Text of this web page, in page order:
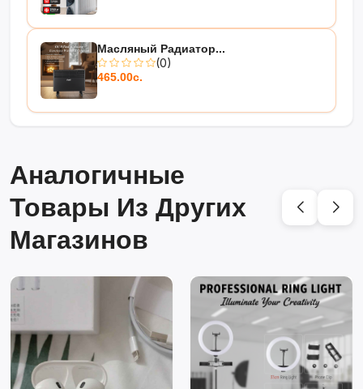
Масляный Радиатор...
(0)
465.00с.
Аналогичные
Товары Из Других
Магазинов